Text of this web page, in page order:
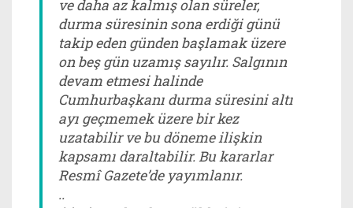
ve daha az kalmış olan süreler,
durma süresinin sona erdiği günü
takip eden günden başlamak üzere
on beş gün uzamış sayılır. Salgının
devam etmesi halinde
Cumhurbaşkanı durma süresini altı
ayı geçmemek üzere bir kez
uzatabilir ve bu döneme ilişkin
kapsamı daraltabilir. Bu kararlar
Resmî Gazete’de yayımlanır.
..